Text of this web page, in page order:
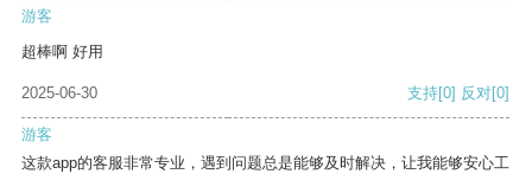
游客
超棒啊 好用
2025-06-30 支持[0] 反对[0]
游客
这款app的客服非常专业，遇到问题总是能够及时解决，让我能够安心工